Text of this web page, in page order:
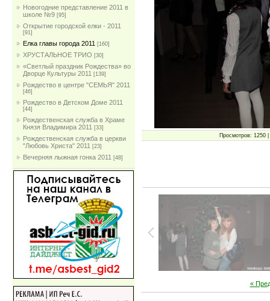
Новогодние представление 2011 в
школе №9 [95]
Открытие городской елки - 2011
[91]
Елка главы города 2011 [160]
ХРУСТАЛЬНОЕ ТРИО [30]
«Светлый праздник Рождества» во
Дворце Культуры 2011 [139]
Рождество в центре "СЕМЬЯ" 2011
[46]
Рождество в Детском Доме 2011
[44]
Рождественская служба в Храме
Князя Владимира 2011 [33]
Рождественская служба в церкви
"Любовь Христа" 2011 [23]
Вечерняя лыжная гонка 2011 [48]
Просмотров: 1250
«